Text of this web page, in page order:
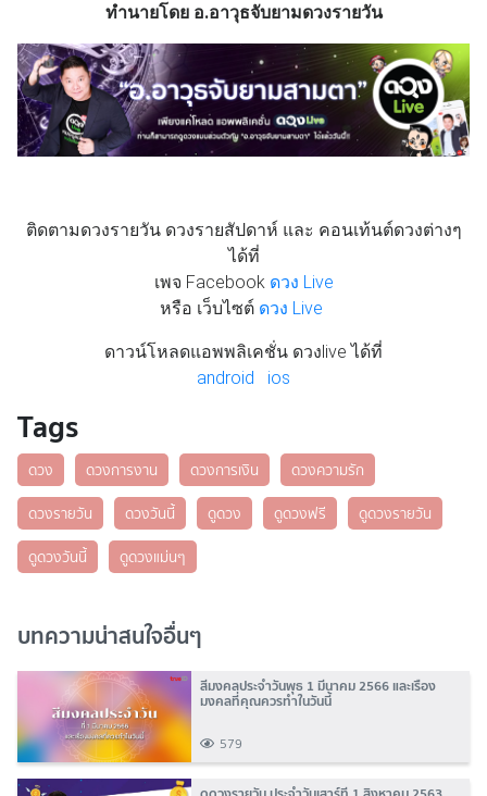
ทำนายโดย อ.อาวุธจับยามดวงรายวัน
ติดตามดวงรายวัน ดวงรายสัปดาห์ และ คอนเท้นต์ดวงต่างๆ
ได้ที่
เพจ Facebook ดวง Live
หรือ เว็บไซต์ ดวง Live
ดาวน์โหลดแอพพลิเคชั่น ดวงlive ได้ที่
android
ios
Tags
ดวง ดวงการงาน ดวงการเงิน
ดวงความรัก
ดวงรายวัน
ดวงวันนี้ ดูดวง ดูดวงฟรี
ดูดวงรายวัน
ดูดวงวันนี้
ดูดวงแม่นๆ
บทความน่าสนใจอื่นๆ
สีมงคลประจำวันพุธ 1 มีนาคม 2566 และเรื่อง
มงคลที่คุณควรทำในวันนี้
579